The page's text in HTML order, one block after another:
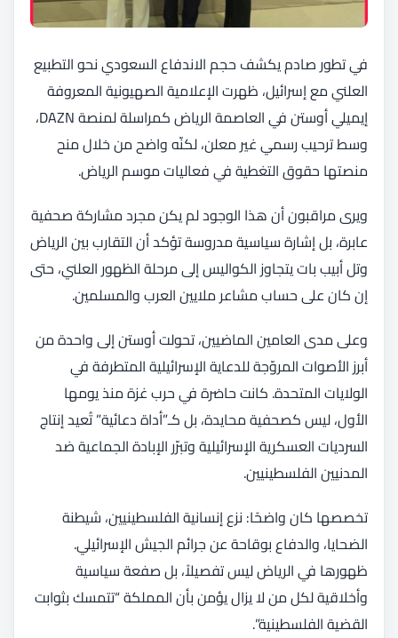
في تطور صادم يكشف حجم الاندفاع السعودي نحو التطبيع
العلني مع إسرائيل، ظهرت الإعلامية الصهيونية المعروفة
إيميلي أوستن في العاصمة الرياض كمراسلة لمنصة DAZN،
وسط ترحيب رسمي غير معلن، لكنّه واضح من خلال منح
منصتها حقوق التغطية في فعاليات موسم الرياض.
ويرى مراقبون أن هذا الوجود لم يكن مجرد مشاركة صحفية
عابرة، بل إشارة سياسية مدروسة تؤكد أن التقارب بين الرياض
وتل أبيب بات يتجاوز الكواليس إلى مرحلة الظهور العلني، حتى
إن كان على حساب مشاعر ملايين العرب والمسلمين.
وعلى مدى العامين الماضيين، تحولت أوستن إلى واحدة من
أبرز الأصوات المروّجة للدعاية الإسرائيلية المتطرفة في
الولايات المتحدة. كانت حاضرة في حرب غزة منذ يومها
الأول، ليس كصحفية محايدة، بل كـ”أداة دعائية” تُعيد إنتاج
السرديات العسكرية الإسرائيلية وتبرّر الإبادة الجماعية ضد
المدنيين الفلسطينيين.
تخصصها كان واضحًا: نزع إنسانية الفلسطينيين، شيطنة
الضحايا، والدفاع بوقاحة عن جرائم الجيش الإسرائيلي.
ظهورها في الرياض ليس تفصيلاً، بل صفعة سياسية
وأخلاقية لكل من لا يزال يؤمن بأن المملكة “تتمسك بثوابت
القضية الفلسطينية”.